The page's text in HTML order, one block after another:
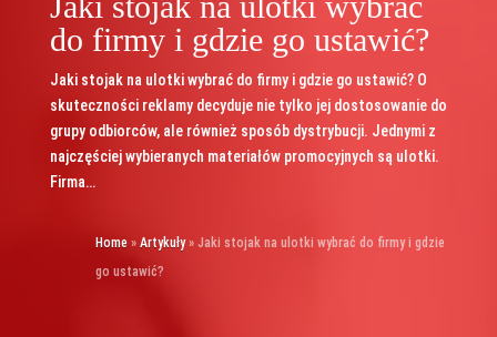
do firmy i gdzie go ustawić?
Jaki stojak na ulotki wybrać do firmy i gdzie go ustawić? O
skuteczności reklamy decyduje nie tylko jej dostosowanie do
grupy odbiorców, ale również sposób dystrybucji. Jednymi z
najczęściej wybieranych materiałów promocyjnych są ulotki.
Firma…
Home » Artykuły »Jaki stojak na ulotki wybrać do firmy i gdzie
go ustawić?